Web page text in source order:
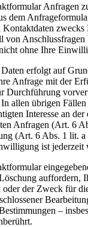
Anfragen
dem
Kon­takt­daten zwecks
Anschluss­fragen
ohne Ihre
erfolgt auf
Anfrage mit der
Durch­füh­rung
allen übrigen
Inter­esse an
Anfragen (Art. 6
(Art. 6 Abs. 1 lit. a
ist jeder­zeit
auf­for­dern,
der Zweck für
–